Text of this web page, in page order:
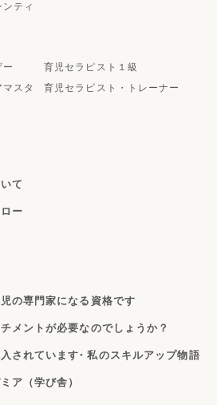
ティ
育児セラピスト１級
スタ
育児セラピスト・トレーナー
て
ー
の専門家になる資格です
メントが必要なのでしょうか？
されています・私のスキルアップ物語
ア（学び舎）